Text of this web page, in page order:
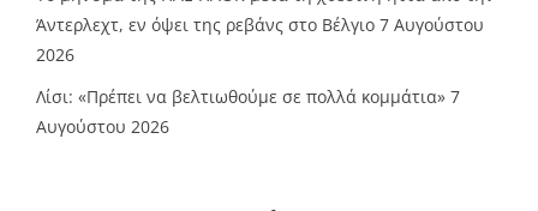
Άντερλεχτ, εν όψει της ρεβάνς στο Βέλγιο 7 Αυγούστου
2026
Λίσι: «Πρέπει να βελτιωθούμε σε πολλά κομμάτια» 7
Αυγούστου 2026